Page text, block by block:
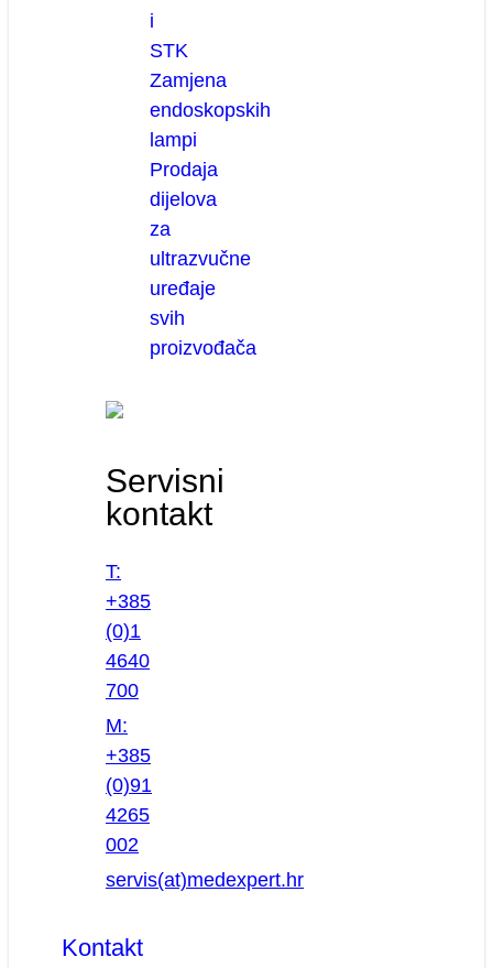
i
STK
Zamjena
endoskopskih
lampi
Prodaja
dijelova
za
ultrazvučne
uređaje
svih
proizvođača
Servisni
kontakt
T:
+385
(0)1
4640
700
M:
+385
(0)91
4265
002
servis(at)medexpert.hr
Kontakt